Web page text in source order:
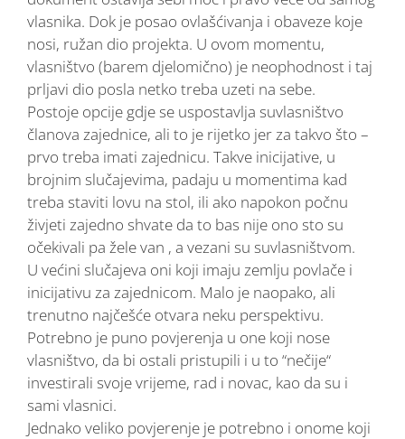
vlasnika. Dok je posao ovlašćivanja i obaveze koje
nosi, ružan dio projekta. U ovom momentu,
vlasništvo (barem djelomično) je neophodnost i taj
prljavi dio posla netko treba uzeti na sebe.
Postoje opcije gdje se uspostavlja suvlasništvo
članova zajednice, ali to je rijetko jer za takvo što –
prvo treba imati zajednicu. Takve inicijative, u
brojnim slučajevima, padaju u momentima kad
treba staviti lovu na stol, ili ako napokon počnu
živjeti zajedno shvate da to bas nije ono sto su
očekivali pa žele van , a vezani su suvlasništvom.
U većini slučajeva oni koji imaju zemlju povlače i
inicijativu za zajednicom. Malo je naopako, ali
trenutno najčešće otvara neku perspektivu.
Potrebno je puno povjerenja u one koji nose
vlasništvo, da bi ostali pristupili i u to “nečije“
investirali svoje vrijeme, rad i novac, kao da su i
sami vlasnici.
Jednako veliko povjerenje je potrebno i onome koji